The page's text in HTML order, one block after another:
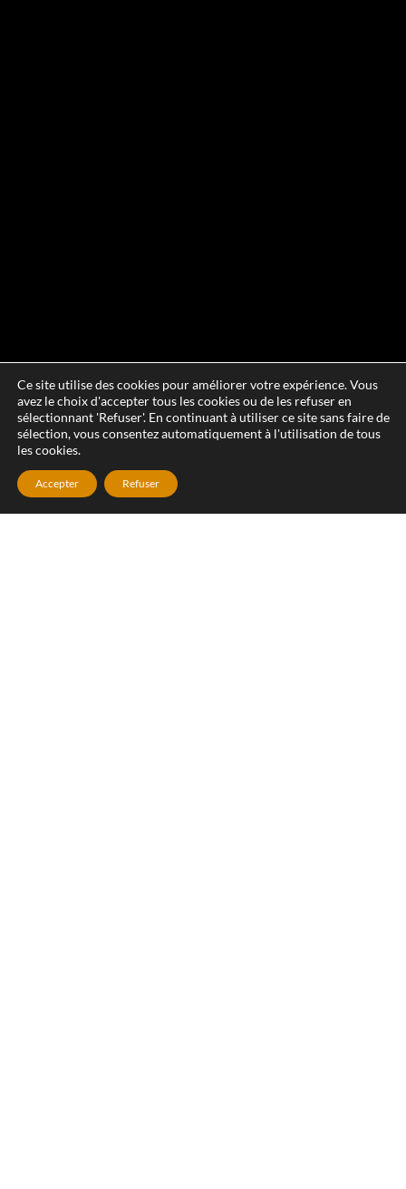
Ce site utilise des cookies pour améliorer votre expérience. Vous
avez le choix d'accepter tous les cookies ou de les refuser en
sélectionnant 'Refuser'. En continuant à utiliser ce site sans faire de
sélection, vous consentez automatiquement à l'utilisation de tous
les cookies.
Accepter Refuser